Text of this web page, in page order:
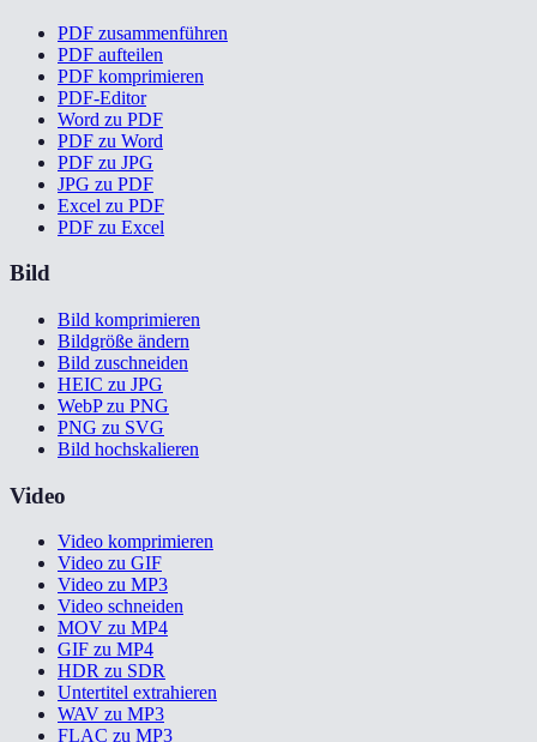
PDF zusammenführen
PDF aufteilen
PDF komprimieren
PDF-Editor
Word zu PDF
PDF zu Word
PDF zu JPG
JPG zu PDF
Excel zu PDF
PDF zu Excel
Bild
Bild komprimieren
Bildgröße ändern
Bild zuschneiden
HEIC zu JPG
WebP zu PNG
PNG zu SVG
Bild hochskalieren
Video
Video komprimieren
Video zu GIF
Video zu MP3
Video schneiden
MOV zu MP4
GIF zu MP4
HDR zu SDR
Untertitel extrahieren
WAV zu MP3
FLAC zu MP3